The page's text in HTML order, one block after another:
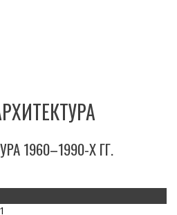
1960–1990-Х ГГ.